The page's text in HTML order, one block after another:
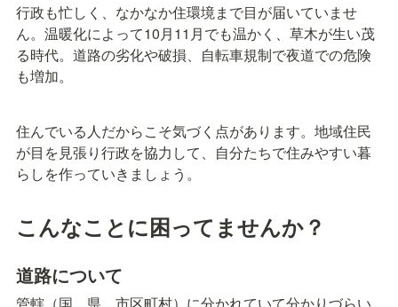
行政も忙しく、なかなか住環境まで目が届いていませ
ん。温暖化によって10月11月でも温かく、草木が生い茂
る時代。道路の劣化や破損、自転車規制で夜道での危険
も増加。
住んでいる人だからこそ気づく点があります。地域住民
が目を見張り行政を協力して、自分たちで住みやすい暮
らしを作っていきましょう。
こんなことに困ってませんか？
道路について